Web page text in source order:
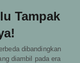
Tampak
dibandingkan
diambil pada era